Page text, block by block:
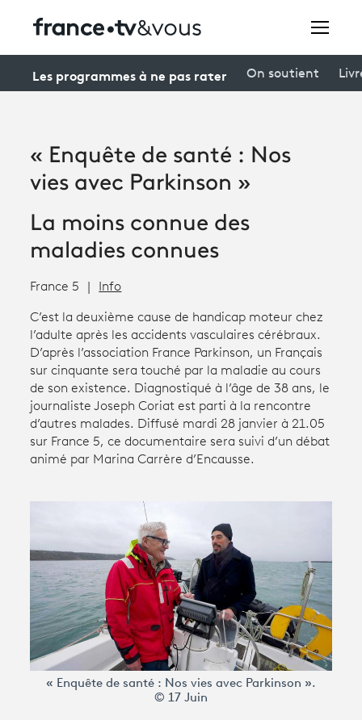
connexion
Avantages fidélité
Participer et assister à une émission
Productions et innovation
Programme
Les programmes à ne pas rater On soutient
« Enquête de santé : Nos
vies avec Parkinson »
La moins connue des
maladies connues
France 5 Info
C’est la deuxième cause de handicap moteur chez
l’adulte après les accidents vasculaires cérébraux.
D’après l’association France Parkinson, un Français
sur cinquante sera touché par la maladie au cours
de son existence. Diagnostiqué à l’âge de 38 ans, le
journaliste Joseph Coriat est parti à la rencontre
d’autres malades. Diffusé mardi 28 janvier à 21.05
sur France 5, ce documentaire sera suivi d’un débat
animé par Marina Carrère d’Encausse.
« Enquête de santé : Nos vies avec Parkinson ».
© 17 Juin